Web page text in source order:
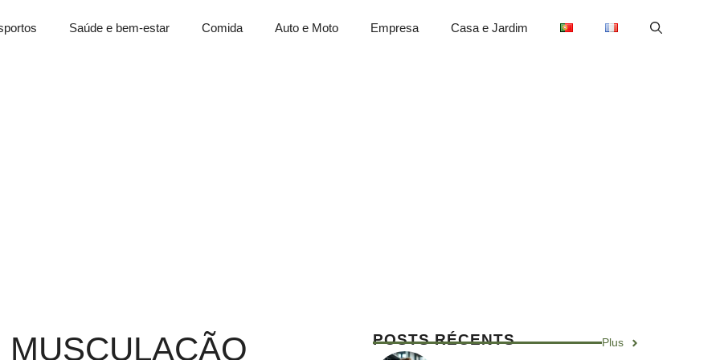
Saúde e bem-estar Comida Auto e Moto Empresa Casa e Jardim
POSTS RÉCENTS Plus